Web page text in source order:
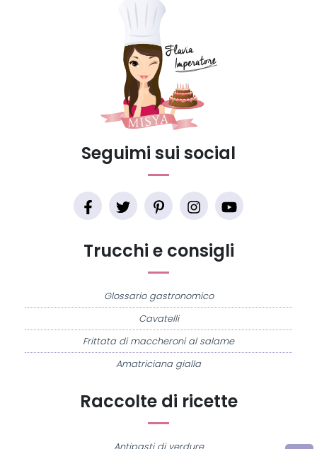
Raccolte di ricette
Antipasti di verdure
Trucchi e consigli
Glossario gastronomico
Cavatelli
Frittata di maccheroni al salame
Amatriciana gialla
Seguimi sui social